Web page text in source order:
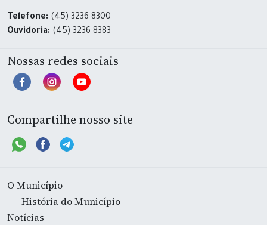
Telefone: (45) 3236-8300
Ouvidoria: (45) 3236-8383
Nossas redes sociais
Compartilhe nosso site
O Município
História do Município
Notícias